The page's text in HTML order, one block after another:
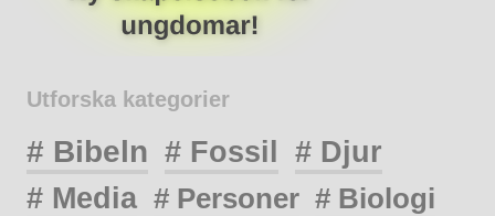
Utforska kategorier
# Bibeln # Fossil
# Djur
# Media # Personer # Biologi